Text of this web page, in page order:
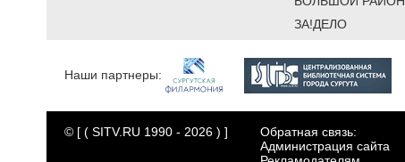
ЗА!ДЕЛО
Наши партнеры:
© [ ( SITV.RU 1990 - 2026 ) ]
Обратная связь:
Администрация сайта